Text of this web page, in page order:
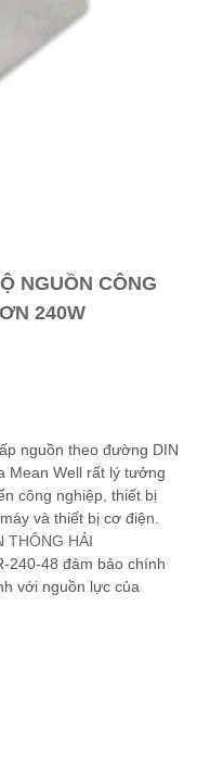
NGUỒN CÔNG
240W
nguồn theo đường DIN
Mean Well rất lý tưởng
công nghiệp, thiết bị
và thiết bị cơ điện.
THÔNG HẢI
240-48 đảm bảo chính
với nguồn lực của